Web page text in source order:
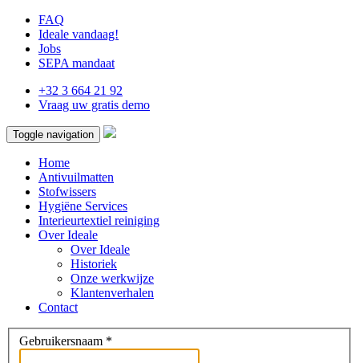
FAQ
Ideale vandaag!
Jobs
SEPA mandaat
+32 3 664 21 92
Vraag uw gratis demo
Toggle navigation
Home
Antivuilmatten
Stofwissers
Hygiëne Services
Interieurtextiel reiniging
Over Ideale
Over Ideale
Historiek
Onze werkwijze
Klantenverhalen
Contact
Gebruikersnaam *